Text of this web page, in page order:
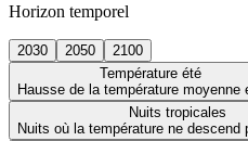
Horizon temporel
2030 2050
2100
Température été
Hausse de la température moyenne
Nuits tropicales
Nuits où la température ne descend